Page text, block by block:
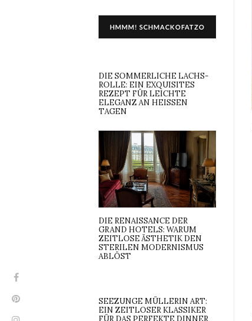
HMMM! SCHMACKOFATZO
DIE SOMMERLICHE LACHS-
ROLLE: EIN EXQUISITES
REZEPT FÜR LEICHTE
ELEGANZ AN HEISSEN T
AGEN
DIE RENAISSANCE DER
GRAND HOTELS: WARUM
ZEITLOSE ÄSTHETIK DEN
STERILEN MODERNISMUS
ABLÖST
SEEZUNGE MÜLLERIN ART:
EIN ZEITLOSER KLASSIKER
FÜR DAS PERFEKTE DINNER